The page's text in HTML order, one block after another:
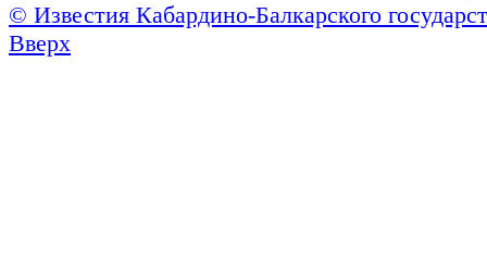
© Известия Кабардино-Балкарского
Вверх